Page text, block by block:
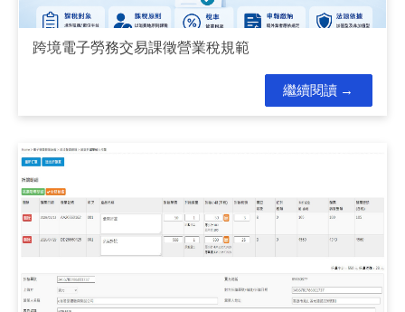
跨境電子勞務交易課徵營業稅規範
繼續閱讀